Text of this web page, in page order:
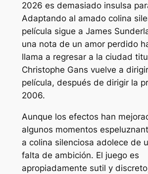
2026 es demasiado insulsa
Adaptando al amado colina
película sigue a James
una nota de un amor perdido
llama a regresar a la ciudad
Christophe Gans vuelve a
película, después de dirigir la
2006.
Aunque los efectos han
algunos momentos
a colina silenciosa adolece de
falta de ambición. El juego es
apropiadamente sutil y